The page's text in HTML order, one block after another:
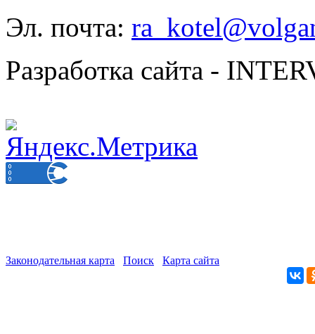
Эл. почта:
Разработка сайта -
Законодательная карта Поиск Карта сайта